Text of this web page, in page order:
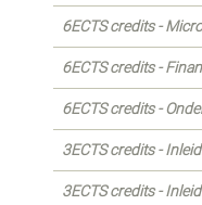
6ECTS credits -
6ECTS credits -
6ECTS credits -
3ECTS credits -
3ECTS credits -